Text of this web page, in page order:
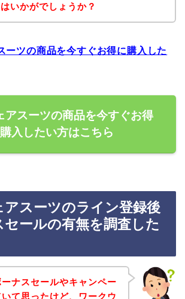
いかがでしょうか？
ーツの商品を今すぐお得に購入した
アスーツの商品を今すぐお得
入したい方はこちら
アスーツのライン登録後
ールの有無を調査した
ナスセールやキャンペー
て思ったけど、ワークウ